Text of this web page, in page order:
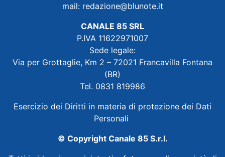
mail: redazione@blunote.it
CANALE 85 SRL
P.IVA 11622971007
Sede legale:
Via per Grottaglie, Km 2 – 72021 Francavilla Fontana
(BR)
Tel. 0831 819986
Esercizio dei Diritti in materia di protezione dei Dati
Personali
© Copyright Canale 85 S.r.l.